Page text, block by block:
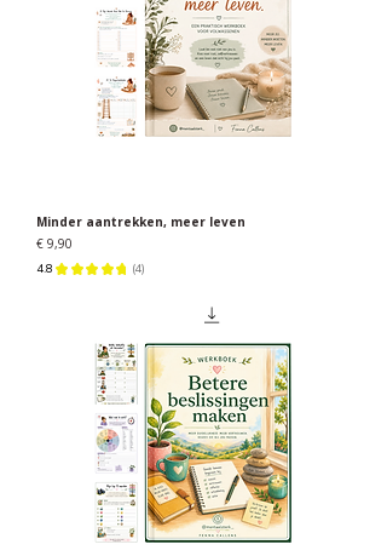
Minder aantrekken, meer leven
Prijs
€ 9,90
4.8 ★ ★ ★ ★ ★ 4
4